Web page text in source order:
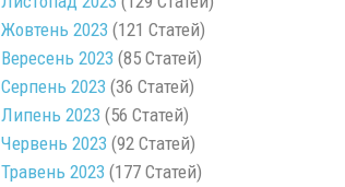
Жовтень 2023 (121 Статей)
Вересень 2023 (85 Статей)
Серпень 2023 (36 Статей)
Липень 2023 (56 Статей)
Червень 2023 (92 Статей)
Травень 2023 (177 Статей)